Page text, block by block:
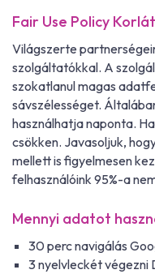
Fair Use Policy
Világszerte
szolgáltatókkal. A
szokatlanul magas
sávszélességet.
használhatja naponta.
csökken. Javasoljuk,
mellett is figyelmesen
felhasználóink 95%-a
Mennyi adatot
30 perc navigálás
3 nyelvleckét végezni